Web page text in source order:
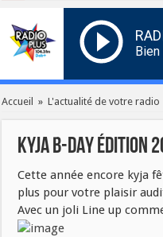
Accueil » L'actualité de votre radio
KYJA B-DAY édition
Cette année encore kyja
plus pour votre plaisir
Avec un joli Line up